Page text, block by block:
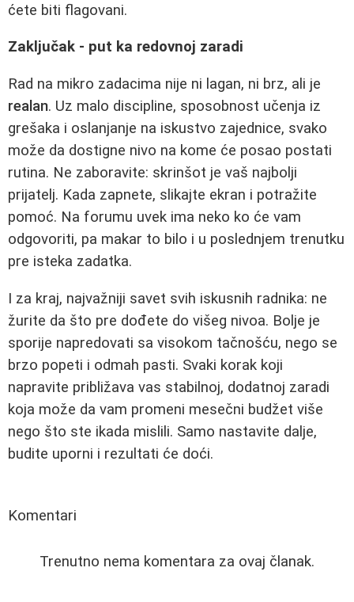
ćete biti flagovani.
Zaključak - put ka redovnoj zaradi
Rad na mikro zadacima nije ni lagan, ni brz, ali je
realan. Uz malo discipline, sposobnost učenja iz
grešaka i oslanjanje na iskustvo zajednice, svako
može da dostigne nivo na kome će posao postati
rutina. Ne zaboravite: skrinšot je vaš najbolji
prijatelj. Kada zapnete, slikajte ekran i potražite
pomoć. Na forumu uvek ima neko ko će vam
odgovoriti, pa makar to bilo i u poslednjem trenutku
pre isteka zadatka.
I za kraj, najvažniji savet svih iskusnih radnika: ne
žurite da što pre dođete do višeg nivoa. Bolje je
sporije napredovati sa visokom tačnošću, nego se
brzo popeti i odmah pasti. Svaki korak koji
napravite približava vas stabilnoj, dodatnoj zaradi
koja može da vam promeni mesečni budžet više
nego što ste ikada mislili. Samo nastavite dalje,
budite uporni i rezultati će doći.
Komentari
Trenutno nema komentara za ovaj članak.